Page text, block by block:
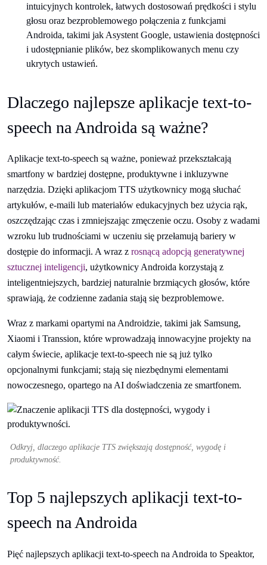
intuicyjnych kontrolek, łatwych dostosowań prędkości i stylu
głosu oraz bezproblemowego połączenia z funkcjami
Androida, takimi jak Asystent Google, ustawienia dostępności
i udostępnianie plików, bez skomplikowanych menu czy
ukrytych ustawień.
Dlaczego najlepsze aplikacje text-to-
speech na Androida są ważne?
Aplikacje text-to-speech są ważne, ponieważ przekształcają
smartfony w bardziej dostępne, produktywne i inkluzywne
narzędzia. Dzięki aplikacjom TTS użytkownicy mogą słuchać
artykułów, e-maili lub materiałów edukacyjnych bez użycia rąk,
oszczędzając czas i zmniejszając zmęczenie oczu. Osoby z wadami
wzroku lub trudnościami w uczeniu się przełamują bariery w
dostępie do informacji. A wraz z rosnącą adopcją generatywnej
sztucznej inteligencji, użytkownicy Androida korzystają z
inteligentniejszych, bardziej naturalnie brzmiących głosów, które
sprawiają, że codzienne zadania stają się bezproblemowe.
Wraz z markami opartymi na Androidzie, takimi jak Samsung,
Xiaomi i Transsion, które wprowadzają innowacyjne projekty na
całym świecie, aplikacje text-to-speech nie są już tylko
opcjonalnymi funkcjami; stają się niezbędnymi elementami
nowoczesnego, opartego na AI doświadczenia ze smartfonem.
Odkryj, dlaczego aplikacje TTS zwiększają dostępność, wygodę i
produktywność.
Top 5 najlepszych aplikacji text-to-
speech na Androida
Pięć najlepszych aplikacji text-to-speech na Androida to Speaktor,